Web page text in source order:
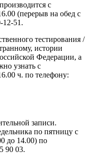
производится с
(перерыв на обед с
12-51 .
тестирования /
истории
Федерации, а
узнать с
ч. по телефону:
записи.
по пятницу с
до 14.00) по
90 03.